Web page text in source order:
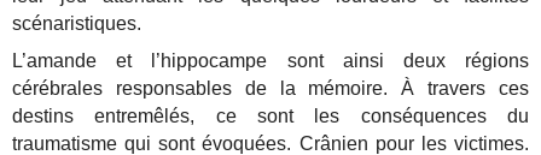
scénaristiques.
L’amande et l’hippocampe sont ainsi deux régions
cérébrales responsables de la mémoire. À travers ces
destins entremêlés, ce sont les conséquences du
traumatisme qui sont évoquées. Crânien pour les victimes.